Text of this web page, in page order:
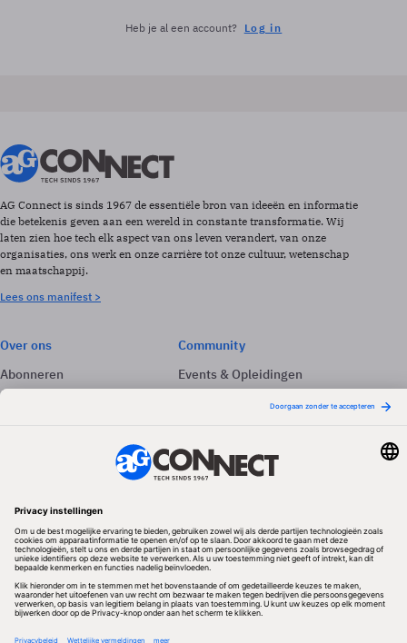
Heb je al een account? Log in
AG Connect is sinds 1967 de essentiële bron van ideeën en informatie
die betekenis geven aan een wereld in constante transformatie. Wij
laten zien hoe tech elk aspect van ons leven verandert, van onze
organisaties, ons werk en onze carrière tot onze cultuur, wetenschap
en maatschappij.
Lees ons manifest >
Over ons
Abonneren
Adverteren
Community
Events & Opleidingen
Nieuwsbrieven
Volg ons
Redactionele partner